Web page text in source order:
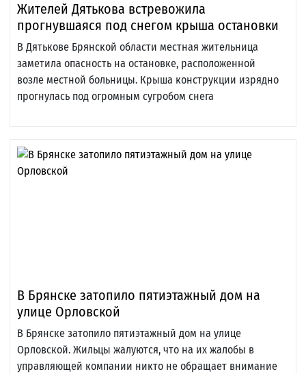
Жителей Дятькова встревожила
прогнувшаяся под снегом крыша остановки
В Дятькове Брянской области местная жительница
заметила опасность на остановке, расположенной
возле местной больницы. Крыша конструкции изрядно
прогнулась под огромным сугробом снега
В Брянске затопило пятиэтажный дом на
улице Орловской
В Брянске затопило пятиэтажный дом на улице
Орловской. Жильцы жалуются, что на их жалобы в
управляющей компании никто не обращает внимание